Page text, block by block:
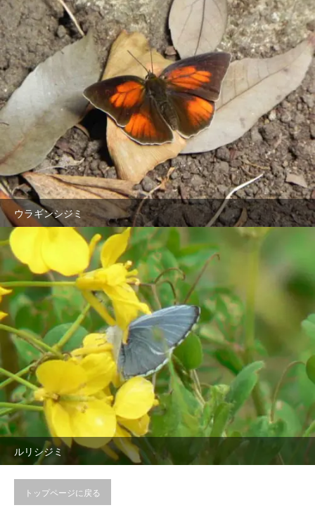
ウラギンシジミ
ルリシジミ
トップページに戻る